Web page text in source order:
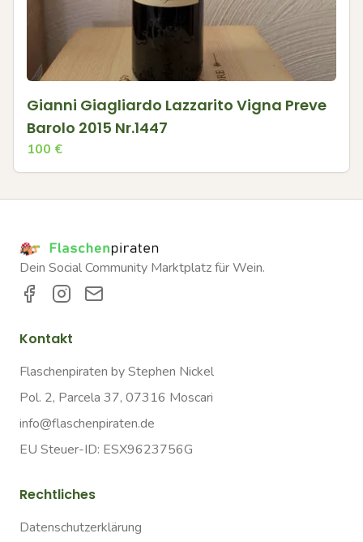
Gianni Giagliardo Lazzarito Vigna Preve
Barolo 2015 Nr.1447
100 €
Dein Social Community Marktplatz für Wein.
Kontakt
Flaschenpiraten by Stephen Nickel
Pol. 2, Parcela 37, 07316 Moscari
info@flaschenpiraten.de
EU Steuer-ID: ESX9623756G
Rechtliches
Datenschutzerklärung